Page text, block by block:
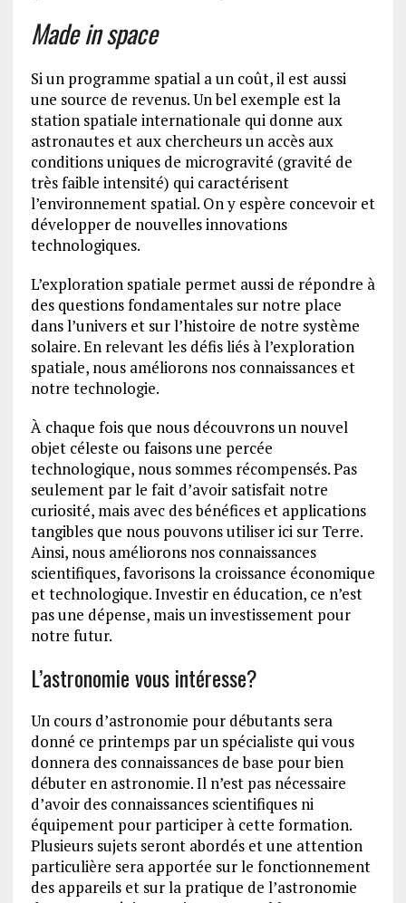
Made in space
Si un programme spatial a un coût, il est aussi
une source de revenus. Un bel exemple est la
station spatiale internationale qui donne aux
astronautes et aux chercheurs un accès aux
conditions uniques de microgravité (gravité de
très faible intensité) qui caractérisent
l’environnement spatial. On y espère concevoir et
développer de nouvelles innovations
technologiques.
L’exploration spatiale permet aussi de répondre à
des questions fondamentales sur notre place
dans l’univers et sur l’histoire de notre système
solaire. En relevant les défis liés à l’exploration
spatiale, nous améliorons nos connaissances et
notre technologie.
À chaque fois que nous découvrons un nouvel
objet céleste ou faisons une percée
technologique, nous sommes récompensés. Pas
seulement par le fait d’avoir satisfait notre
curiosité, mais avec des bénéfices et applications
tangibles que nous pouvons utiliser ici sur Terre.
Ainsi, nous améliorons nos connaissances
scientifiques, favorisons la croissance économique
et technologique. Investir en éducation, ce n’est
pas une dépense, mais un investissement pour
notre futur.
L’astronomie vous intéresse?
Un cours d’astronomie pour débutants sera
donné ce printemps par un spécialiste qui vous
donnera des connaissances de base pour bien
débuter en astronomie. Il n’est pas nécessaire
d’avoir des connaissances scientifiques ni
équipement pour participer à cette formation.
Plusieurs sujets seront abordés et une attention
particulière sera apportée sur le fonctionnement
des appareils et sur la pratique de l’astronomie